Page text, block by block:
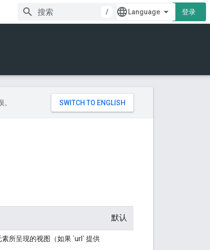
/
登录
默认
所呈现的视图（如果 `url` 提供